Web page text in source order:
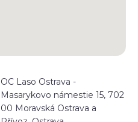
OC Laso Ostrava -
Masarykovo námestie 15, 702
00 Moravská Ostrava a